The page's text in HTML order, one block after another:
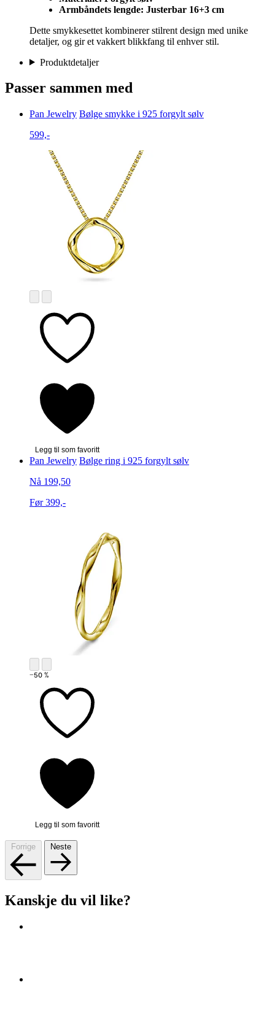
Armbåndets lengde: Justerbar 16+3 cm
Dette smykkesettet kombinerer stilrent design med unike
detaljer, og gir et vakkert blikkfang til enhver stil.
Produktdetaljer
Passer sammen med
Pan Jewelry Bølge smykke i 925 forgylt sølv
599,-
Legg til som favoritt
Pan Jewelry Bølge ring i 925 forgylt sølv
Nå 199,50
Før 399,-
−50 %
Legg til som favoritt
Forrige Neste
Kanskje du vil like?